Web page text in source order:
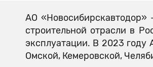
АО
строительной отрасли в
эксплуатации. В 2023
Омской, Кемеровской,